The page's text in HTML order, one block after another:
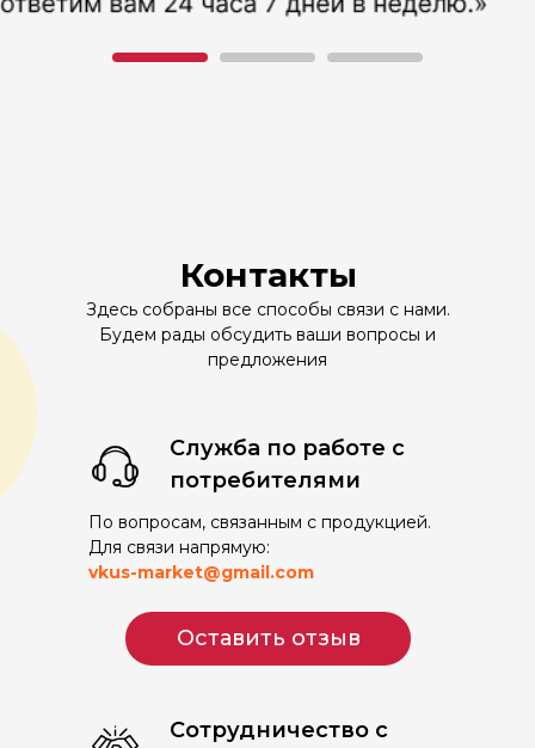
Контакты
Здесь собраны все способы связи с нами.
Будем рады обсудить ваши вопросы и
предложения
Служба по работе с
потребителями
Сотрудничество с
По вопросам, связанным с продукцией.
Для связи напрямую:
vkus-market@gmail.com
Оставить отзыв